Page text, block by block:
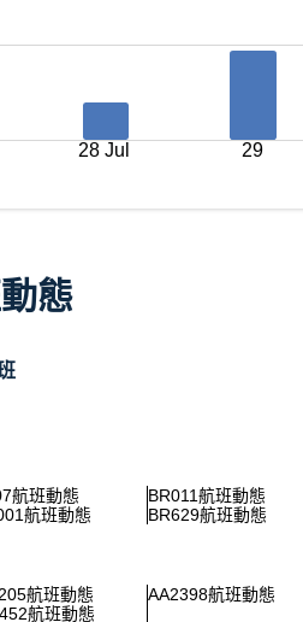
28 Jul 29
態
航班動態 BR011航班動態
航班動態 BR629航班動態
航班動態 AA2398航班動態
航班動態